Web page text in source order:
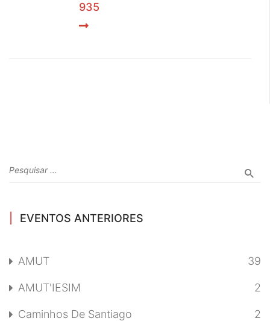
935
EVENTOS ANTERIORES
AMUT 39
AMUT'IESIM 2
Caminhos De Santiago 2